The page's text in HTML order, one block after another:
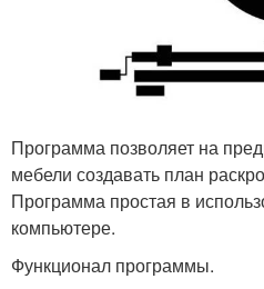
Программа позволяет на
мебели создавать план
Программа простая в
компьютере.
Функционал программы.